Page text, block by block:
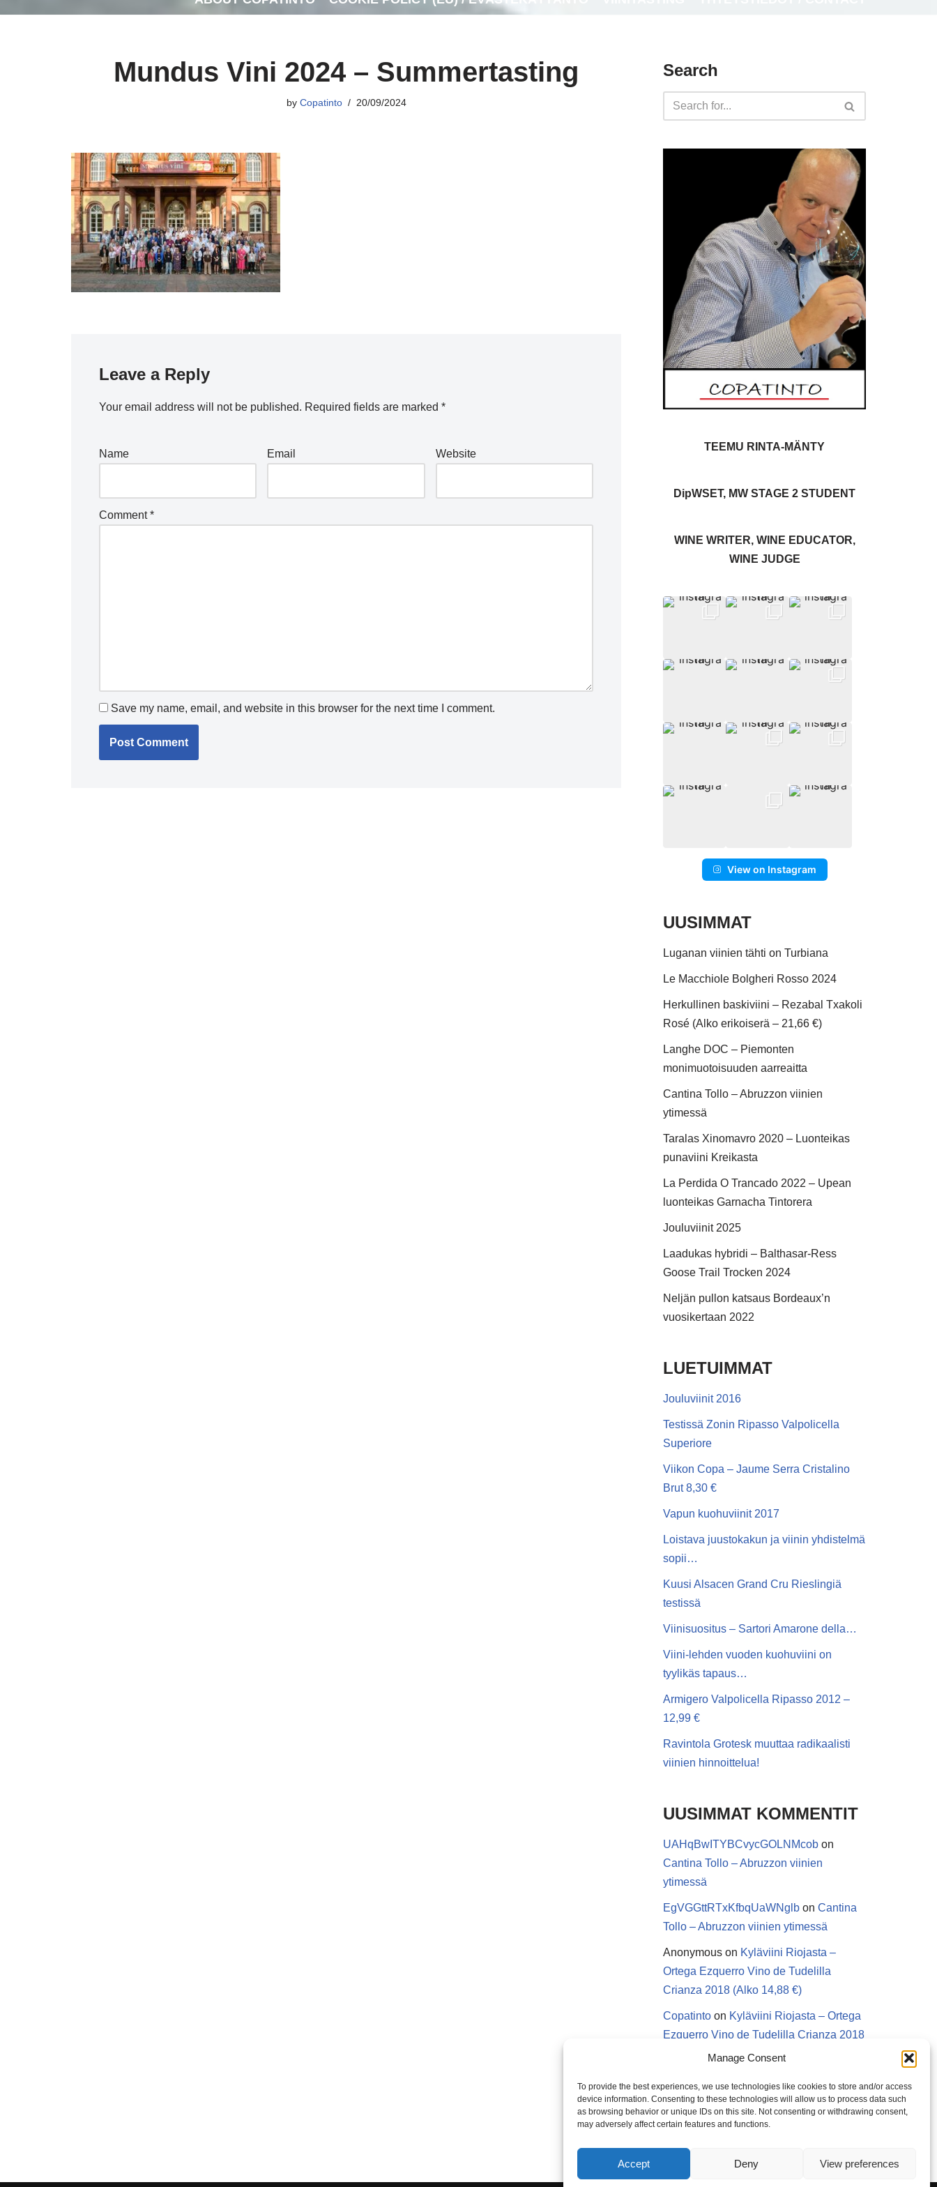
Manage Consent
To provide the best experiences, we use technologies like cookies to store and/or access
device information. Consenting to these technologies will allow us to process data such
as browsing behavior or unique IDs on this site. Not consenting or withdrawing consent,
may adversely affect certain features and functions.
Accept Deny View preferences
Mundus Vini 2024 – Summertasting
by Copatinto 20/09/2024
Leave a Reply
Your email address will not be published. Required fields are marked *
Name Email Website
Comment*
Save my name, email, and website in this browser for the next time I comment.
Search
TEEMU RINTA-MÄNTY
DipWSET, MW STAGE 2 STUDENT
WINE WRITER, WINE EDUCATOR,
WINE JUDGE
View on Instagram
UUSIMMAT
Luganan viinien tähti on Turbiana
Le Macchiole Bolgheri Rosso 2024
Herkullinen baskiviini – Rezabal Txakoli
Rosé (Alko erikoiserä – 21,66 €)
Langhe DOC – Piemonten
monimuotoisuuden aarreaitta
Cantina Tollo – Abruzzon viinien
ytimessä
Taralas Xinomavro 2020 – Luonteikas
punaviini Kreikasta
La Perdida O Trancado 2022 – Upean
luonteikas Garnacha Tintorera
Jouluviinit 2025
Laadukas hybridi – Balthasar-Ress
Goose Trail Trocken 2024
Neljän pullon katsaus Bordeaux’n
vuosikertaan 2022
LUETUIMMAT
Jouluviinit 2016
Testissä Zonin Ripasso Valpolicella
Superiore
Viikon Copa – Jaume Serra Cristalino
Brut 8,30 €
Vapun kuohuviinit 2017
Loistava juustokakun ja viinin yhdistelmä
sopii…
Kuusi Alsacen Grand Cru Rieslingiä
testissä
Viinisuositus – Sartori Amarone della…
Viini-lehden vuoden kuohuviini on
tyylikäs tapaus…
Armigero Valpolicella Ripasso 2012 –
12,99 €
Ravintola Grotesk muuttaa radikaalisti
viinien hinnoittelua!
UUSIMMAT KOMMENTIT
UAHqBwITYBCvycGOLNMcob on
Cantina Tollo – Abruzzon viinien
ytimessä
EgVGGttRTxKfbqUaWNglb on Cantina
Tollo – Abruzzon viinien ytimessä
Anonymous on Kyläviini Riojasta –
Ortega Ezquerro Vino de Tudelilla
Crianza 2018 (Alko 14,88 €)
Copatinto on Kyläviini Riojasta – Ortega
Ezquerro Vino de Tudelilla Crianza 2018
(Alko 14,88 €)
Riojasta – Ortega Ezquerro Vino de
Tudelilla Crianza 2018 (Alko 14,88 €)